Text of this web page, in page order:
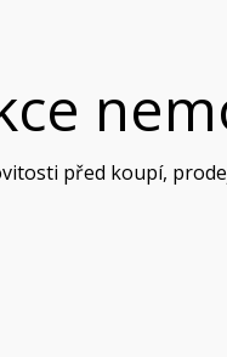
před koupí,